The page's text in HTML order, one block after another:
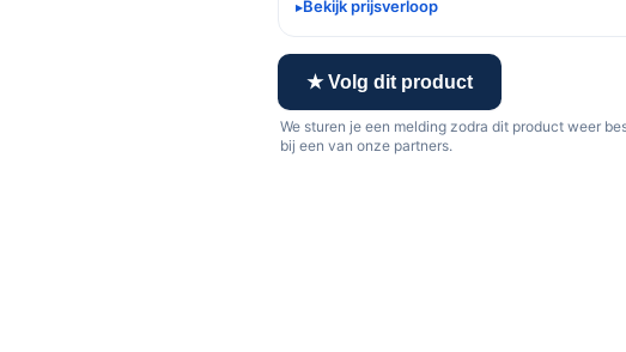
Bekijk prijsverloop
★ Volg dit product
We sturen je een melding zodra dit product weer
bij een van onze partners.